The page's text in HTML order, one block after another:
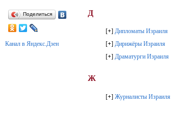
Поделиться
Канал в Яндекс.Дзен
Д
[+] Дипломаты Израиля
[+] Дирижёры Израиля
[+] Драматурги Израиля
Ж
[+] Журналисты Израиля